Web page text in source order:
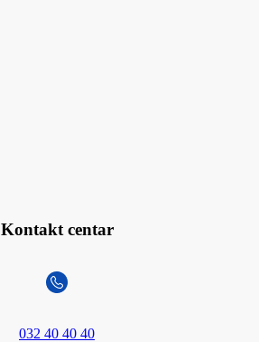
Kontakt centar
032 40 40 40